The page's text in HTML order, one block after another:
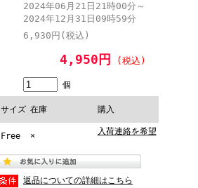
2024年06月21日21時00分～
2024年12月31日09時59分
6,930円(税込)
4,950円 (税込)
個
サイズ 在庫 購入
Free × 入荷連絡を希望
返品についての詳細はこちら